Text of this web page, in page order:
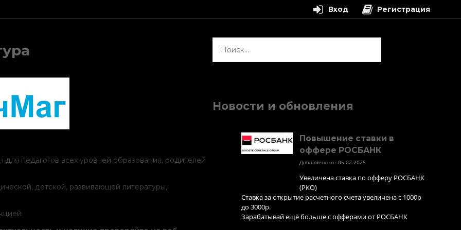
педагогов всех уровней образования, родителей
детской, развивающей литературы,
Новости и обновления
Повышение ставки в
оффере РОСБАНК
Добавлено от: 05.02.2025
Увеличена ставка по офферу РОСБАНК
(РКО)
Ставка за открытие расчетного счета увеличена с 1000р
до 3000р.
Зарабатывай ещё больше с офферами от РОСБАНК
Вход Регистрация